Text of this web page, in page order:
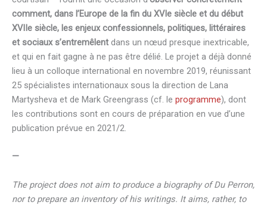
comment, dans l’Europe de la fin du XVIe siècle et du début
XVIIe siècle, les enjeux confessionnels, politiques, littéraires
et sociaux s’entremêlent dans un nœud presque inextricable,
et qui en fait gagne à ne pas être délié. Le projet a déjà donné
lieu à un colloque international en novembre 2019, réunissant
25 spécialistes internationaux sous la direction de Lana
Martysheva et de Mark Greengrass (cf. le programme), dont
les contributions sont en cours de préparation en vue d’une
publication prévue en 2021/2.
—
The project does not aim to produce a biography of Du Perron,
nor to prepare an inventory of his writings. It aims, rather, to